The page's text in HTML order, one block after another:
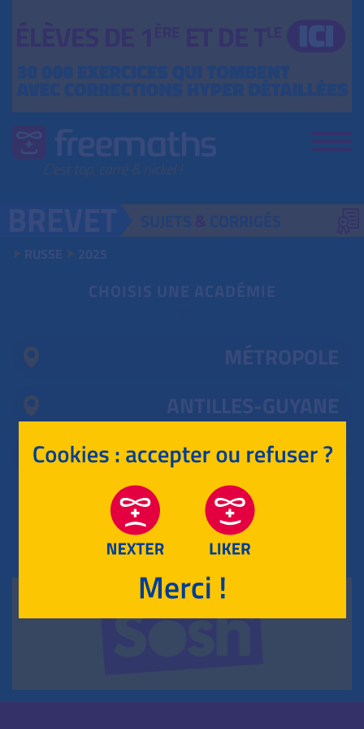
RUSSE 2025
CHOISIS UNE ACADÉMIE
MÉTROPOLE
ANTILLES-GUYANE
MAYOTTE, RÉUNION
RETOUR